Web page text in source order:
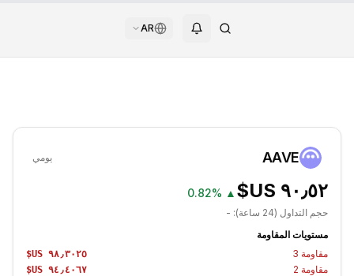
AR
AAVE يومي
▲
0.82%
حجم التداول (24 ساعة):
-
مستويات المقاومة
مقاومة 3
مقاومة 2